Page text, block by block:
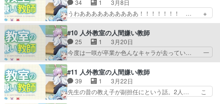
ぽいのが続くんですね。そ… え、水月卒業しちゃ
うの？前回のトバリ回も…
先生飲みすぎです茅野さんだけに何… あといきな
り登場して好きアピールしてきて… 一名卒業で1
業してしまい、新しく3人が… ・星野と雪先生が
夫婦なのは何となく気付い… 早乙女先生が既婚
者…だと…ｗ新メンバーも…
34 1
3月8日
うわああああああああああ！！！！！！！ … ※
右左美(推し)の耳に注目しました①つい… 零先生
とトバリの会話が刺さりまくって、人… もう１年
経ったのか！？またそれぞれに合わ… あっという
間に卒業課題！右左美ちゃんも頑… 理事長シラヌ
イは、トバリとの演じ分けにも… もう１年経った
試験。今回卒業要件を勝… なんでこんな雑にキャ
ラ退場させんのしかも… もう最終課題かよっ！た
だの愚痴に正論やめ…
#10 人外教室の人間嫌い教師
25 1
3月20日
今度は一咲が卒業か色んなキャラが去ってい… 一
咲の卒業式を前に、みんなでこっそりいさ… 一咲
といさきの卒業式2人いるんだから、い… ※今回
も推しだけフィーチャーなの①いさき… 一咲とイ
サキの卒業色、同級生の思いがこも… 一咲の為の
サプライズ卒業式を計画、不安に… 一咲といさ
#11 人外教室の人間嫌い教師
39 1
3月22日
先生の昔の教え子が副担任にという話。2人… こ